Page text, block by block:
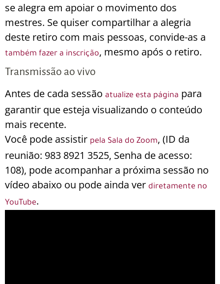
se alegra em apoiar o movimento dos
mestres. Se quiser compartilhar a alegria
deste retiro com mais pessoas, convide-as a
também fazer a inscrição, mesmo após o retiro.
Transmissão ao vivo
Antes de cada sessão atualize esta página para
garantir que esteja visualizando o conteúdo
mais recente.
Você pode assistir pela Sala do Zoom, (ID da
reunião: 983 8921 3525, Senha de acesso:
108), pode acompanhar a próxima sessão no
vídeo abaixo ou pode ainda ver diretamente no
YouTube.